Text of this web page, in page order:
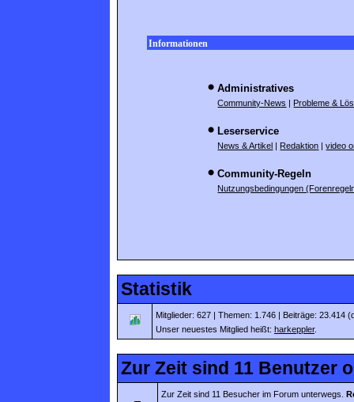
Informationen
Administratives
Community-News |Probleme &
Leserservice
News & Artikel |Redaktion |video
Community-Regeln
Nutzungsbedingungen
Statistik
Mitglieder: 627 | Themen: 1.746 | Beiträge: 23.414
Unser neuestes Mitglied heißt: harkeppler.
Zur Zeit sind 11 Benutzer
Zur Zeit sind 11 Besucher im Forum unterwegs.